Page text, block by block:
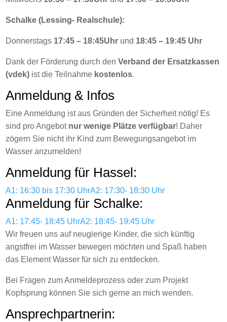
Schalke (Lessing- Realschule):
Donnerstags 17:45 – 18:45Uhr und 18:45 – 19:45 Uhr
Dank der Förderung durch denVerband der Ersatzkassen
(vdek) ist die Teilnahme kostenlos.
Anmeldung & Infos
Eine Anmeldung ist aus Gründen der Sicherheit nötig! Es
sind pro Angebot nur wenige Plätze verfügbar! Daher
zögern Sie nicht ihr Kind zum Bewegungsangebot im
Wasser anzumelden!
Anmeldung für Hassel:
A1: 16:30 bis 17:30 UhrA2: 17:30- 18:30 Uhr
Anmeldung für Schalke:
A1: 17:45- 18:45 UhrA2: 18:45- 19:45 Uhr
Wir freuen uns auf neugierige Kinder, die sich künftig
angstfrei im Wasser bewegen möchten und Spaß haben
das Element Wasser für sich zu entdecken.
Bei Fragen zum Anmeldeprozess oder zum Projekt
Kopfsprung können Sie sich gerne an mich wenden.
Ansprechpartnerin: